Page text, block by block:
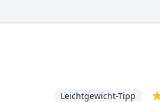
Leichtgewicht-Tipp